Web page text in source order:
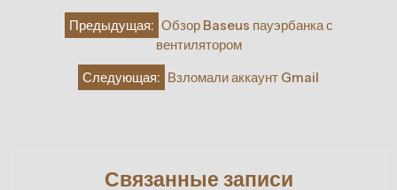
Навигация
записям
Предыдущая: Обзор Baseus пауэрбанка с
вентилятором
Следующая: Взломали аккаунт Gmail
Связанные записи